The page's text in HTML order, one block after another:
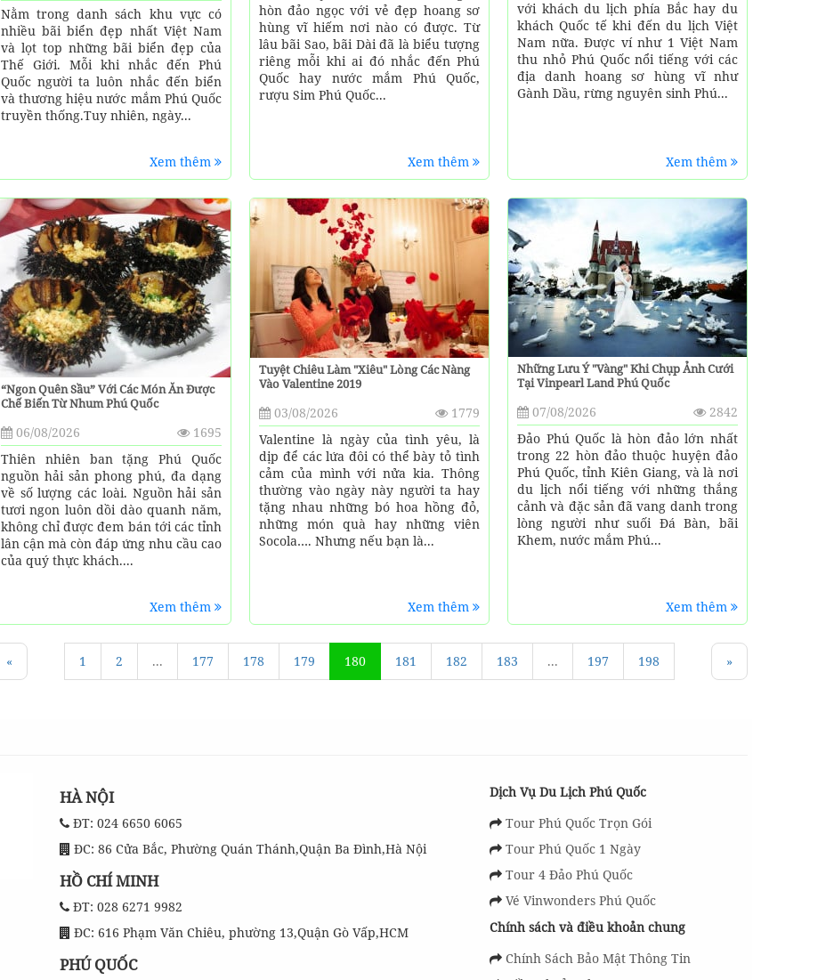
Nằm trong danh sách khu vực có
nhiều bãi biển đẹp nhất Việt Nam
và lọt top những bãi biển đẹp của
Thế Giới. Mỗi khi nhắc đến Phú
Quốc người ta luôn nhắc đến biển
và thương hiệu nước mắm Phú Quốc
truyền thống.Tuy nhiên, ngày...
Xem thêm
hòn đảo ngọc với vẻ đẹp hoang sơ
hùng vĩ hiếm nơi nào có được. Từ
lâu bãi Sao, bãi Dài đã là biểu tượng
riêng mỗi khi ai đó nhắc đến Phú
Quốc hay nước mắm Phú Quốc,
rượu Sim Phú Quốc...
Xem thêm
với khách du lịch phía Bắc hay du
khách Quốc tế khi đến du lịch Việt
Nam nữa. Được ví như 1 Việt Nam
thu nhỏ Phú Quốc nổi tiếng với các
địa danh hoang sơ hùng vĩ như
Gành Dầu, rừng nguyên sinh Phú...
Xem thêm
“Ngon Quên Sầu” Với Các Món Ăn Được
Chế Biến Từ Nhum Phú Quốc
06/08/2026
1695
Thiên nhiên ban tặng Phú Quốc
nguồn hải sản phong phú, đa dạng
về số lượng các loài. Nguồn hải sản
tươi ngon luôn dồi dào quanh năm,
không chỉ được đem bán tới các tỉnh
lân cận mà còn đáp ứng nhu cầu cao
của quý thực khách....
Xem thêm
Tuyệt Chiêu Làm "xiêu" Lòng Các Nàng
Vào Valentine 2019
03/08/2026
1779
Valentine là ngày của tình yêu, là
dịp để các lứa đôi có thể bày tỏ tình
cảm của mình với nửa kia. Thông
thường vào ngày này người ta hay
tặng nhau những bó hoa hồng đỏ,
những món quà hay những viên
Socola…. Nhưng nếu bạn là...
Xem thêm
Những Lưu Ý "vàng" Khi Chụp Ảnh Cưới
Tại Vinpearl Land Phú Quốc
07/08/2026
2842
Đảo Phú Quốc là hòn đảo lớn nhất
trong 22 hòn đảo thuộc huyện đảo
Phú Quốc, tỉnh Kiên Giang, và là nơi
du lịch nổi tiếng với những thắng
cảnh và đặc sản đã vang danh trong
lòng người như suối Đá Bàn, bãi
Khem, nước mắm Phú...
Xem thêm
« 1 2 ... 177 178 179 180 181 182 183 ... 197 198 »
HÀ NỘI
ĐT: 024 6650 6065
ĐC: 86 Cửa Bắc, Phường Quán Thánh,Quận Ba Đình,Hà Nội
HỒ CHÍ MINH
ĐT: 028 6271 9982
ĐC: 616 Phạm Văn Chiêu, phường 13,Quận Gò Vấp,HCM
PHÚ QUỐC
Dịch Vụ Du Lịch Phú Quốc
Tour Phú Quốc Trọn Gói
Tour Phú Quốc 1 Ngày
Tour 4 Đảo Phú Quốc
Vé Vinwonders Phú Quốc
Chính sách và điều khoản chung
Chính Sách Bảo Mật Thông Tin